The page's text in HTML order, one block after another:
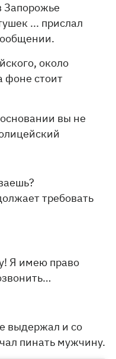
Запорожье
... прислал
около
фоне стоит
вы не
требовать
Я имею право
выдержал и со
пинать мужчину.